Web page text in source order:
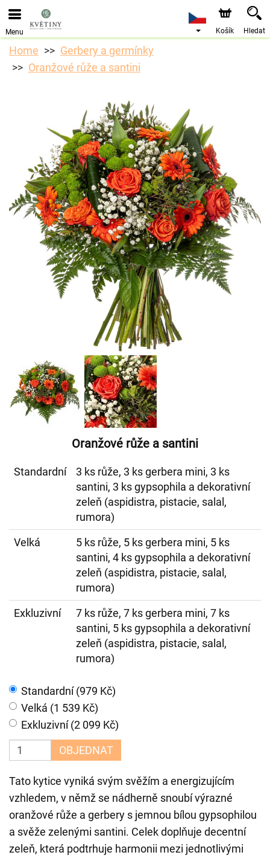
Objednávky přes e-shop přijímáme. Nejbližší možné
doručení je od 10.8.2026 z důvodu dovolené.
Menu Košík Hledat
Home
Gerbery a germínky
Oranžové růže a santini
Oranžové růže a santini
Standardní
3 ks růže, 3 ks gerbera mini, 3 ks
santini, 3 ks gypsophila a dekorativní
zeleň (aspidistra, pistacie, salal,
rumora)
Velká
5 ks růže, 5 ks gerbera mini, 5 ks
santini, 4 ks gypsophila a dekorativní
zeleň (aspidistra, pistacie, salal,
rumora)
Exkluzivní
7 ks růže, 7 ks gerbera mini, 7 ks
santini, 5 ks gypsophila a dekorativní
zeleň (aspidistra, pistacie, salal,
rumora)
Standardní (979 Kč)
Velká (1 539 Kč)
Exkluzivní (2 099 Kč)
OBJEDNAT
Tato kytice vyniká svým svěžím a energizujícím
vzhledem, v němž se nádherně snoubí výrazné
oranžové růže a gerbery s jemnou bílou gypsophilou
a svěže zelenými santini. Celek doplňuje decentní
zeleň, která podtrhuje harmonii mezi jednotlivými